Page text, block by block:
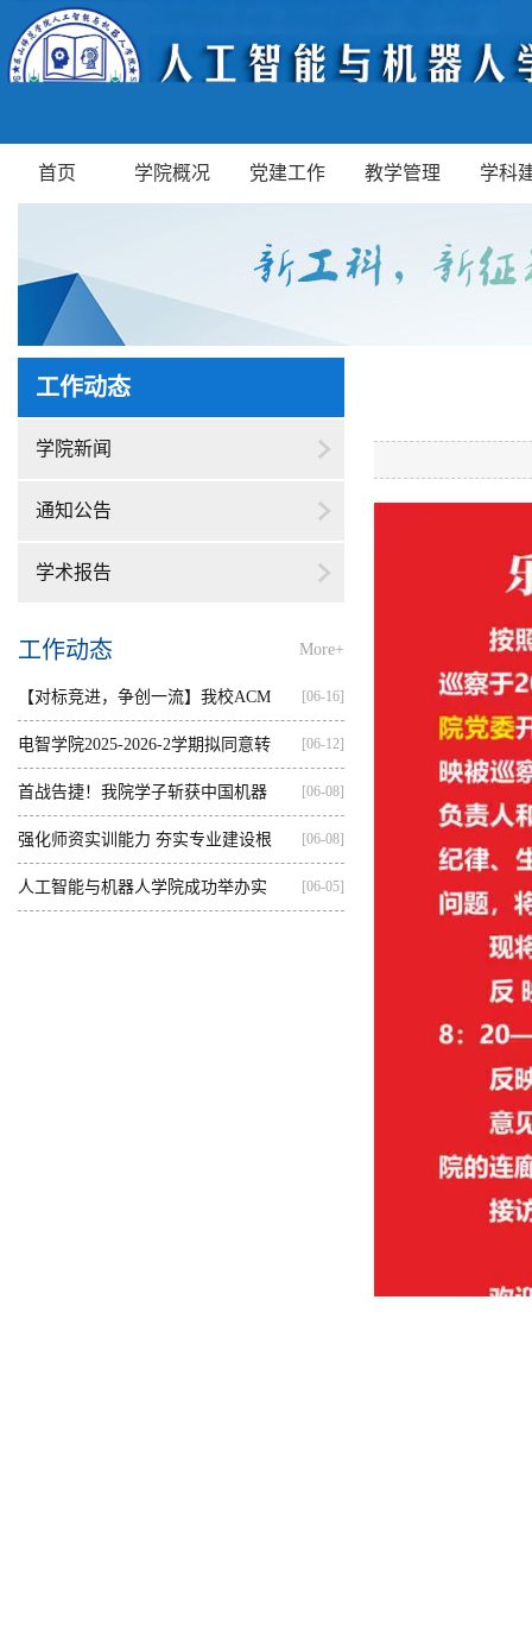
首页 学院概况 党建工作 教学管理 学科
工作动态
学院新闻
通知公告
学术报告
工作动态 More+
【对标竞进，争创一流】我校ACM
集训...
[06-16]
电智学院2025-2026-2学期拟同意转
出...
[06-12]
首战告捷！我院学子斩获中国机器
人...
[06-08]
强化师资实训能力 夯实专业建设根
基...
[06-08]
人工智能与机器人学院成功举办实 [06-05]